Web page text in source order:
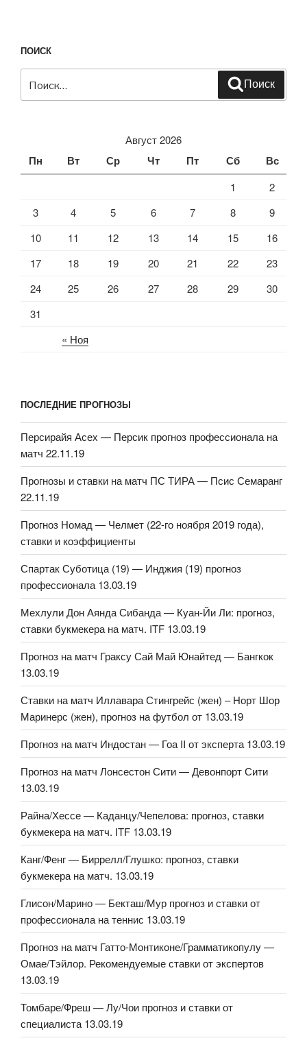
ПОИСК
Поиск
Август 2026
Пн Вт Ср Чт Пт Сб Вс
« Ноя
1
2
3
4 5 6 7 8
9
10
11 12 13 14 15
16
17
18 19 20 21 22
23
24
25 26 27 28 29
30
31
ПОСЛЕДНИЕ ПРОГНОЗЫ
Персирайя Асех — Персик прогноз профессионала на
матч 22.11.19
Прогнозы и ставки на матч ПС ТИРА — Псис Семаранг
22.11.19
Прогноз Номад — Челмет (22-го ноября 2019 года),
ставки и коэффициенты
Спартак Суботица (19) — Инджия (19) прогноз
профессионала 13.03.19
Мехлули Дон Аянда Сибанда — Куан-Йи Ли: прогноз,
ставки букмекера на матч. ITF 13.03.19
Прогноз на матч Граксу Сай Май Юнайтед — Бангкок
13.03.19
Ставки на матч Иллавара Стингрейс (жен) – Норт Шор
Маринерс (жен), прогноз на футбол от 13.03.19
Прогноз на матч Индостан — Гоа II от эксперта 13.03.19
Прогноз на матч Лонсестон Сити — Девонпорт Сити
13.03.19
Райна/Хессе — Каданцу/Чепелова: прогноз, ставки
букмекера на матч. ITF 13.03.19
Канг/Фенг — Биррелл/Глушко: прогноз, ставки
букмекера на матч. 13.03.19
Глисон/Марино — Бекташ/Мур прогноз и ставки от
профессионала на теннис 13.03.19
Прогноз на матч Гатто-Монтиконе/Грамматикопулу —
Омае/Тэйлор. Рекомендуемые ставки от экспертов
13.03.19
Томбаре/Фреш — Лу/Чои прогноз и ставки от
специалиста 13.03.19